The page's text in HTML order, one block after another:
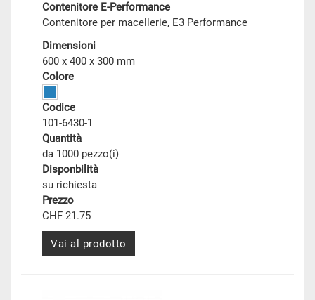
Contenitore E-Performance
Contenitore per macellerie, E3 Performance
Dimensioni
600 x 400 x 300 mm
Colore
Codice
101-6430-1
Quantità
da 1000 pezzo(i)
Disponbilità
su richiesta
Prezzo
CHF 21.75
Vai al prodotto